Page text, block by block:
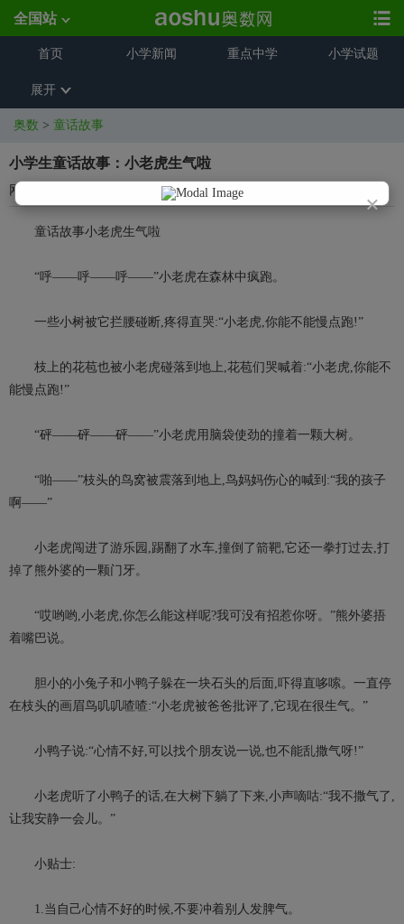
×
全国站
首页 小学新闻 重点中学 小学试题
展开
奥数 > 童话故事
小学生童话故事：小老虎生气啦
网络整理 2023-12-06 16:01:02
童话故事小老虎生气啦
“呼——呼——呼——”小老虎在森林中疯跑。
一些小树被它拦腰碰断,疼得直哭:“小老虎,你能不能慢点跑!”
枝上的花苞也被小老虎碰落到地上,花苞们哭喊着:“小老虎,你能不
能慢点跑!”
“砰——砰——砰——”小老虎用脑袋使劲的撞着一颗大树。
“啪——”枝头的鸟窝被震落到地上,鸟妈妈伤心的喊到:“我的孩子
啊——”
小老虎闯进了游乐园,踢翻了水车,撞倒了箭靶,它还一拳打过去,打
掉了熊外婆的一颗门牙。
“哎哟哟,小老虎,你怎么能这样呢?我可没有招惹你呀。”熊外婆捂
着嘴巴说。
胆小的小兔子和小鸭子躲在一块石头的后面,吓得直哆嗦。一直停
在枝头的画眉鸟叽叽喳喳:“小老虎被爸爸批评了,它现在很生气。”
小鸭子说:“心情不好,可以找个朋友说一说,也不能乱撒气呀!”
小老虎听了小鸭子的话,在大树下躺了下来,小声嘀咕:“我不撒气了,
让我安静一会儿。”
小贴士:
1.当自己心情不好的时候,不要冲着别人发脾气。